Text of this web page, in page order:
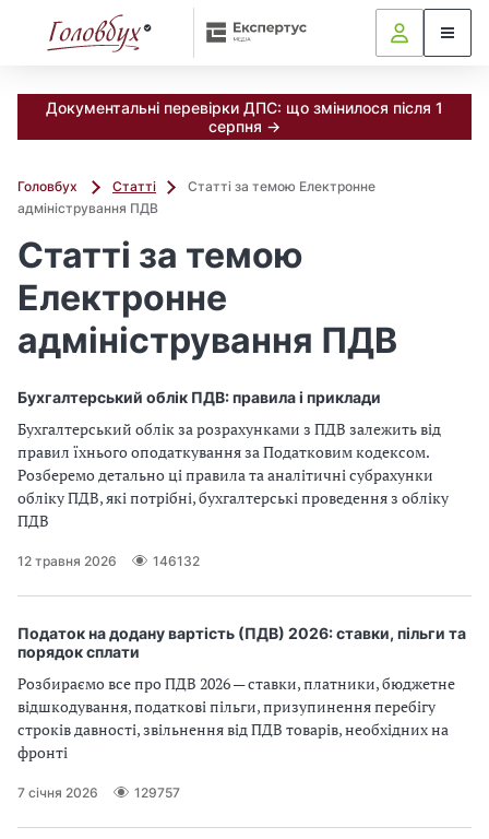
Документальні перевірки ДПС: що змінилося після 1
серпня →
Головбух Статті
Статті за темою Електронне
адміністрування ПДВ
Статті за темою
Електронне
адміністрування ПДВ
Бухгалтерський облік ПДВ: правила і приклади
Бухгалтерський облік за розрахунками з ПДВ залежить від
правил їхнього оподаткування за Податковим кодексом.
Розберемо детально ці правила та аналітичні субрахунки
обліку ПДВ, які потрібні, бухгалтерські проведення з обліку
ПДВ
12 травня 2026 146132
Податок на додану вартість (ПДВ) 2026: ставки, пільги та
порядок сплати
Розбираємо все про ПДВ 2026 — ставки, платники, бюджетне
відшкодування, податкові пільги, призупинення перебігу
строків давності, звільнення від ПДВ товарів, необхідних на
фронті
7 січня 2026 129757